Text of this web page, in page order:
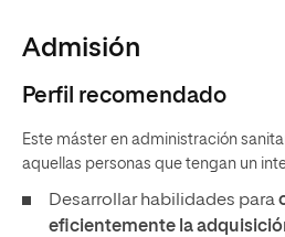
Admisión
Perfil recomendado
Este máster en administración
aquellas personas que tengan un
Desarrollar habilidades para
eficientemente la